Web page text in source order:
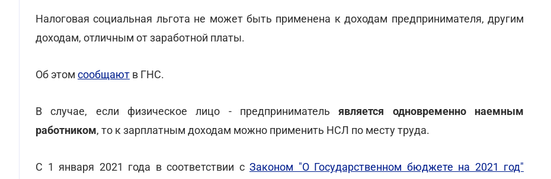
Налоговая социальная льгота не может быть применена к доходам предпринимателя, другим
доходам, отличным от заработной платы.
Об этом сообщают в ГНС.
В случае, если физическое лицо - предприниматель является одновременно наемным
работником, то к зарплатным доходам можно применить НСЛ по месту труда.
С 1 января 2021 года в соответствии с Законом "О Государственном бюджете на 2021 год"